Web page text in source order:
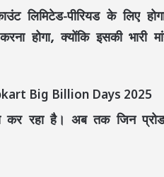
लिमिटेड-पीरियड के लिए
होगा, क्योंकि इसकी
Big Billion Days 2025
कर रहा है। अब तक जिन